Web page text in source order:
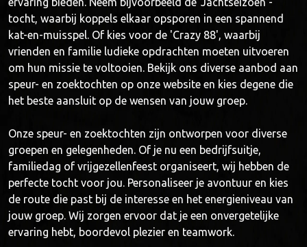
tocht, waarbij koppels elkaar opsporen in een spannend
kat-en-muisspel. Of kies voor de 'Crazy 88', waarbij
vrienden en familie ludieke opdrachten moeten uitvoeren
om hun missie te voltooien. Bekijk ons diverse aanbod aan
speur- en zoektochten op onze website en kies degene die
het beste aansluit op de wensen van jouw groep.
Onze speur- en zoektochten zijn ontworpen voor diverse
groepen en gelegenheden. Of je nu een bedrijfsuitje,
familiedag of vrijgezellenfeest organiseert, wij hebben de
perfecte tocht voor jou. Personaliseer je avontuur en kies
de route die past bij de interesse en het energieniveau van
jouw groep. Wij zorgen ervoor dat je een onvergetelijke
ervaring hebt, boordevol plezier en teamwork.